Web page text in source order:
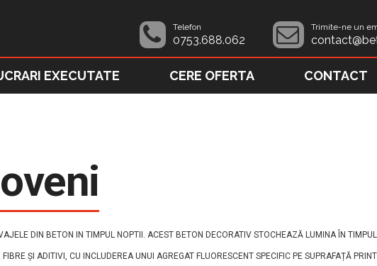
Telefon
0753.688.062
Trimite-ne un
EXECUTATE CERE OFERTA CONTACT
DIN BETON IN TIMPUL NOPTII. ACEST BETON DECORATIV STOCHEAZĂ LUMINA ÎN
ȘI ADITIVI, CU INCLUDEREA UNUI AGREGAT FLUORESCENT SPECIFIC PE SUPRAFAȚĂ